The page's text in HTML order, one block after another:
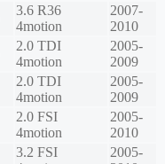
3.6 R36
4motion
2007-
2010
2.0 TDI
4motion
2005-
2009
2.0 TDI
4motion
2005-
2009
2.0 FSI
4motion
2005-
2010
3.2 FSI
2005-